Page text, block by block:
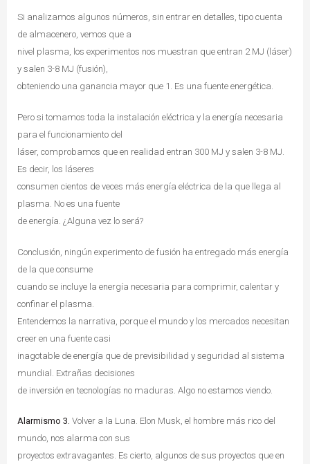
Si analizamos algunos números, sin entrar en detalles, tipo cuenta
de almacenero, vemos que a
nivel plasma, los experimentos nos muestran que entran 2 MJ (láser)
y salen 3-8 MJ (fusión),
obteniendo una ganancia mayor que 1. Es una fuente energética.
Pero si tomamos toda la instalación eléctrica y la energía necesaria
para el funcionamiento del
láser, comprobamos que en realidad entran 300 MJ y salen 3-8 MJ.
Es decir, los láseres
consumen cientos de veces más energía eléctrica de la que llega al
plasma. No es una fuente
de energía. ¿Alguna vez lo será?
Conclusión, ningún experimento de fusión ha entregado más energía
de la que consume
cuando se incluye la energía necesaria para comprimir, calentar y
confinar el plasma.
Entendemos la narrativa, porque el mundo y los mercados necesitan
creer en una fuente casi
inagotable de energía que de previsibilidad y seguridad al sistema
mundial. Extrañas decisiones
de inversión en tecnologías no maduras. Algo no estamos viendo.
Alarmismo 3. Volver a la Luna. Elon Musk, el hombre más rico del
mundo, nos alarma con sus
proyectos extravagantes. Es cierto, algunos de sus proyectos que en